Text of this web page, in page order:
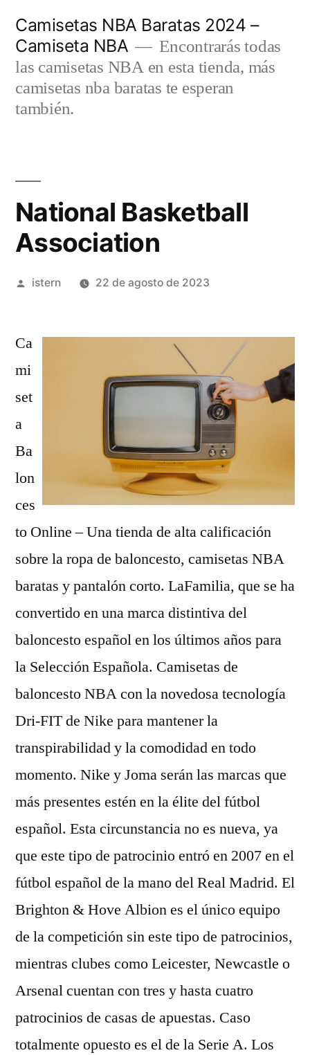
contenido
Camisetas NBA Baratas 2024 –
Camiseta NBA
Encontrarás todas
las camisetas NBA en esta tienda, más
camisetas nba baratas te esperan
también.
National Basketball
Association
Publicado
istern 22 de agosto de 2023
Ca
mi
set
a
Ba
lon
ces
to Online – Una tienda de alta calificación
sobre la ropa de baloncesto, camisetas NBA
baratas y pantalón corto. LaFamilia, que se ha
convertido en una marca distintiva del
baloncesto español en los últimos años para
la Selección Española. Camisetas de
baloncesto NBA con la novedosa tecnología
Dri-FIT de Nike para mantener la
transpirabilidad y la comodidad en todo
momento. Nike y Joma serán las marcas que
más presentes estén en la élite del fútbol
español. Esta circunstancia no es nueva, ya
que este tipo de patrocinio entró en 2007 en el
fútbol español de la mano del Real Madrid. El
Brighton & Hove Albion es el único equipo
de la competición sin este tipo de patrocinios,
mientras clubes como Leicester, Newcastle o
Arsenal cuentan con tres y hasta cuatro
patrocinios de casas de apuestas. Caso
totalmente opuesto es el de la Serie A. Los